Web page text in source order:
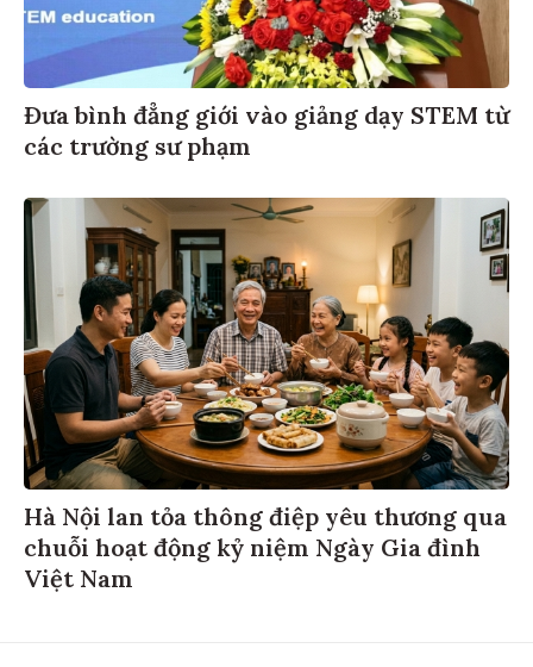
Đưa bình đẳng giới vào giảng dạy STEM từ
các trường sư phạm
Hà Nội lan tỏa thông điệp yêu thương qua
chuỗi hoạt động kỷ niệm Ngày Gia đình
Việt Nam